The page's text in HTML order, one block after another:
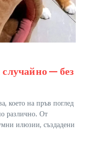
— без
което на пръв поглед
различно. От
илюзии, създадени